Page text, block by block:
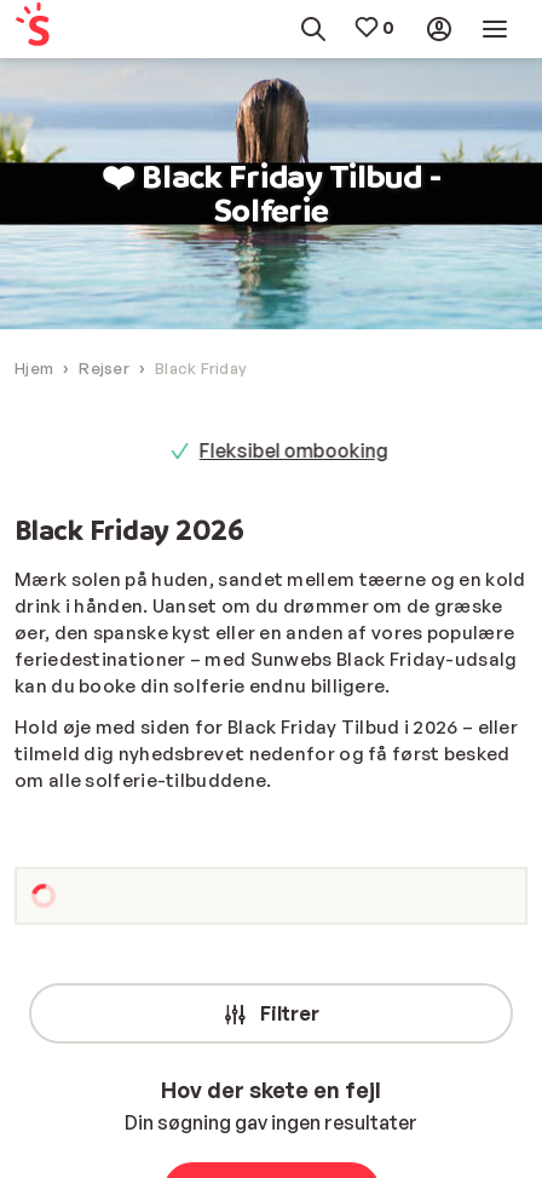
❤️ Black Friday Tilbud -
Solferie
Hjem Rejser Black Friday
Fleksibel ombooking
Black Friday 2026
Mærk solen på huden, sandet mellem tæerne og en kold
drink i hånden. Uanset om du drømmer om de græske
øer, den spanske kyst eller en anden af vores populære
feriedestinationer – med Sunwebs Black Friday-udsalg
kan du booke din solferie endnu billigere.
Hold øje med siden for Black Friday Tilbud i 2026 – eller
tilmeld dig nyhedsbrevet nedenfor og få først besked
om alle solferie-tilbuddene.
Filtrer
Hov der skete en fejl
Din søgning gav ingen resultater